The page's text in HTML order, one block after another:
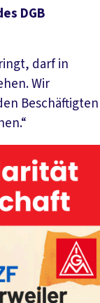
DGB
darf in
Wir
Beschäftigten